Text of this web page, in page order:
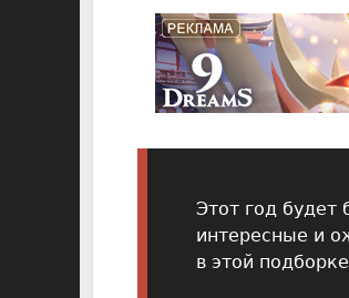
Этот год будет
интересные и
в этой